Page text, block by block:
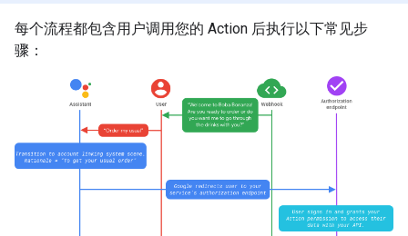
每个流程都包含用户调用您的 Action 后执行以下常见步
骤：